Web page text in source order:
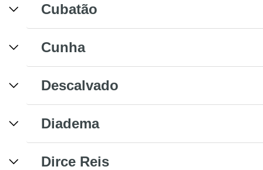
Cubatão
Cunha
Descalvado
Diadema
Dirce Reis